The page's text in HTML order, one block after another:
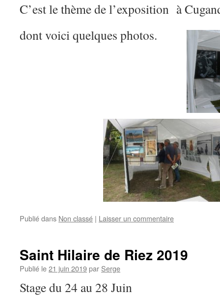
C’est le thème de l’exposition à
dont voici quelques photos.
Publié dans Non classé | Laisser un commentaire
Saint Hilaire de Riez 2019
Publié le21 juin 2019par Serge
Stage du 24 au 28 Juin